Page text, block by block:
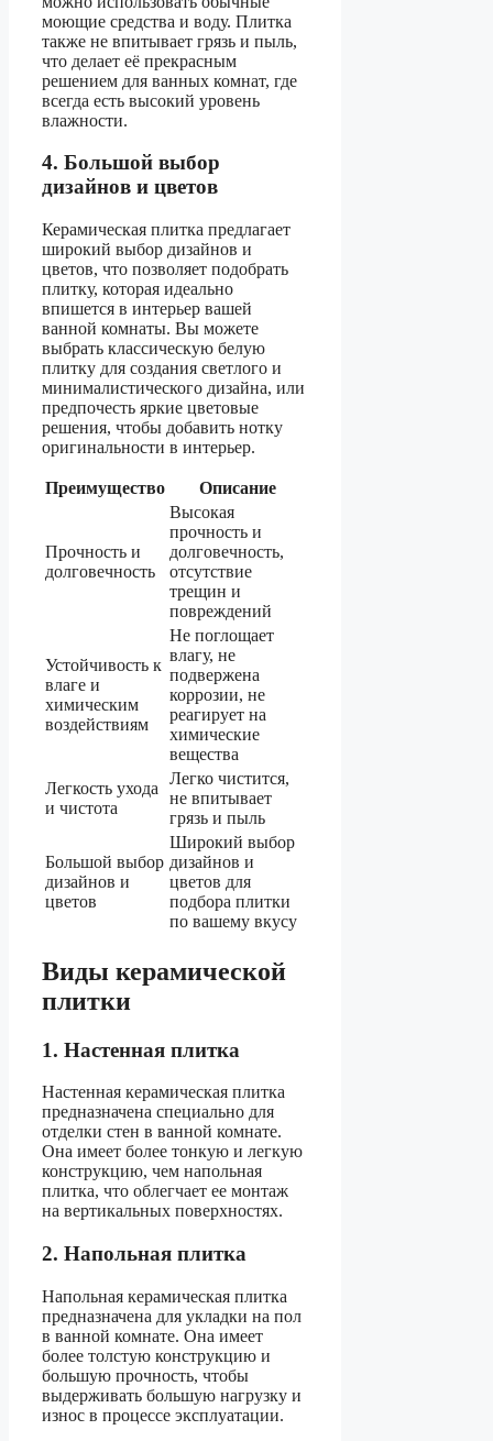
моющие средства и воду. Плитка
также не впитывает грязь и пыль,
что делает её прекрасным
решением для ванных комнат, где
всегда есть высокий уровень
влажности.
4. Большой выбор
дизайнов и цветов
Керамическая плитка предлагает
широкий выбор дизайнов и
цветов, что позволяет подобрать
плитку, которая идеально
впишется в интерьер вашей
ванной комнаты. Вы можете
выбрать классическую белую
плитку для создания светлого и
минималистического дизайна, или
предпочесть яркие цветовые
решения, чтобы добавить нотку
оригинальности в интерьер.
Преимущество Описание
Прочность и
долговечность
Высокая
прочность и
долговечность,
отсутствие
трещин и
повреждений
Устойчивость к
влаге и
химическим
воздействиям
Не поглощает
влагу, не
подвержена
коррозии, не
реагирует на
химические
вещества
Легкость ухода
и чистота
Легко чистится,
не впитывает
грязь и пыль
Большой выбор
дизайнов и
цветов
Широкий выбор
дизайнов и
цветов для
подбора плитки
по вашему вкусу
Виды керамической
плитки
1. Настенная плитка
Настенная керамическая плитка
предназначена специально для
отделки стен в ванной комнате.
Она имеет более тонкую и легкую
конструкцию, чем напольная
плитка, что облегчает ее монтаж
на вертикальных поверхностях.
2. Напольная плитка
Напольная керамическая плитка
предназначена для укладки на пол
в ванной комнате. Она имеет
более толстую конструкцию и
большую прочность, чтобы
выдерживать большую нагрузку и
износ в процессе эксплуатации.